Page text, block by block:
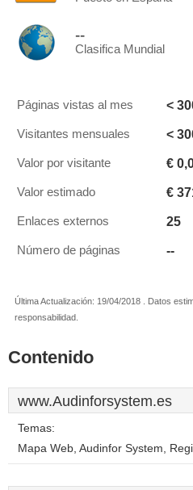
--
Clasifica Mundial
Páginas vistas al mes <
Visitantes mensuales <
Valor por visitante €
Valor estimado €
Enlaces externos 25
Número de páginas --
Última Actualización: 19/04/2018 . Datos
responsabilidad.
Contenido
www.Audinforsystem.es
Temas:
Mapa Web, Audinfor System,